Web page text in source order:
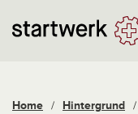
Home / Hintergrund /